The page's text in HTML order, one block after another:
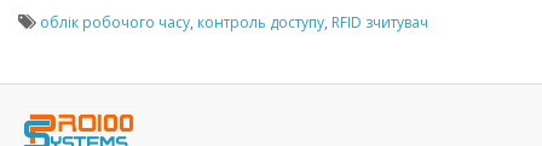
облік робочого часу, контроль доступу, RFID зчитувач